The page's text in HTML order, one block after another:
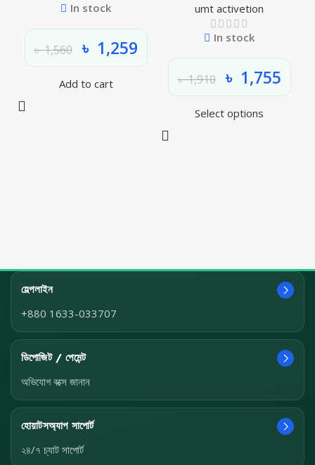
In stock
৳1,560 ৳ 1,259
Add to cart
umt activetion
In stock
৳1,910 ৳ 1,755
Select options
হেল্পলাইন
+880 1633-033707
ডিপোজিট / পেমেন্ট
অভিযোগ বক্সে জানান
হোয়াটসঅ্যাপ সাপোর্ট
২৪/৭ চ্যাট সাপোর্ট